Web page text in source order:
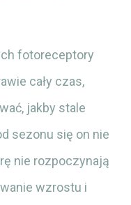
fotoreceptory
cały czas,
jakby stale
sezonu się on nie
nie rozpoczynają
wzrostu i